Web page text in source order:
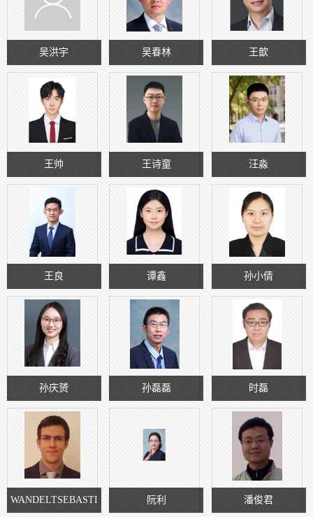
吴洪宇 吴春林 王歆
王帅 王诗童 汪淼
王良 谭鑫 孙小倩
孙庆赟 孙磊磊 时磊
WANDELTSEBASTI 阮利 潘俊君